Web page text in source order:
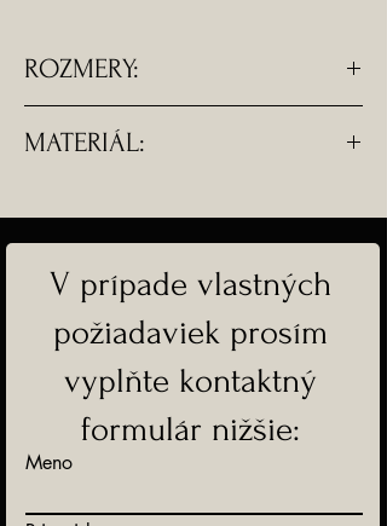
ROZMERY:
- Rozmery srdiečka - 2 x 2 cm.
- Dĺžka oceľové retiazky je
MATERIÁL:
-Doprava ZADARMO
V prípade vlastných
požiadaviek prosím
vyplňte kontaktný
formulár nižšie:
Meno